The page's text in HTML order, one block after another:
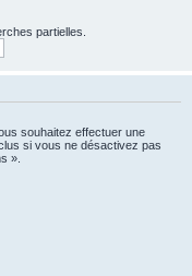
partielles.
souhaitez effectuer une
si vous ne désactivez pas
».